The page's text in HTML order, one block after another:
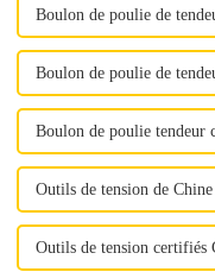
Boulon de poulie de
Boulon de poulie de
Boulon de poulie tendeur
Outils de tension de Chine
Outils de tension certifiés